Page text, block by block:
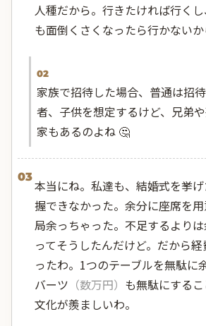
人種だから。行きたければ行く
も面倒くさくなったら行かないか
02
家族で招待した場合、普通は招
者、子供を想定するけど、兄弟
家もあるのよね 🤔
03
本当にね。私達も、結婚式を挙
握できなかった。余分に座席を
局余っちゃった。不足するより
ってそうしたんだけど。だから
ったわ。1つのテーブルを無駄に
バーツ （数万円） も無駄にする
文化が羨ましいわ。